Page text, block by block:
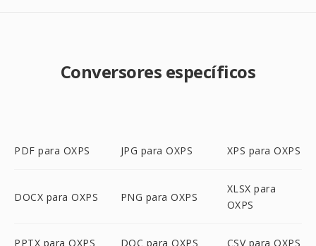
Conversores específicos
PDF para OXPS JPG para OXPS XPS para OXPS
DOCX para OXPS PNG para OXPS
XLSX para
OXPS
PPTX para OXPS DOC para OXPS CSV para OXPS